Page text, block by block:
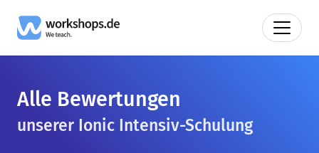
Alle Bewertungen
unserer Ionic Intensiv-Schulung